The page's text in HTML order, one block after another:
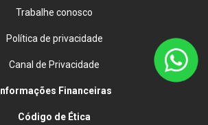
Trabalhe conosco
Política de privacidade
Canal de Privacidade
Informações Financeiras
Código de Ética